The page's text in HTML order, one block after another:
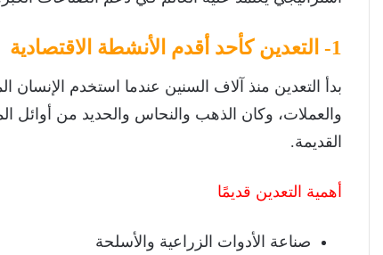
1- التعدين كأحد أقدم الأنشطة الاقتصادية
بدأ التعدين منذ آلاف السنين عندما استخدم الإنسان
والعملات، وكان الذهب والنحاس والحديد من
القديمة.
أهمية التعدين قديمًا
صناعة الأدوات الزراعية والأسلحة